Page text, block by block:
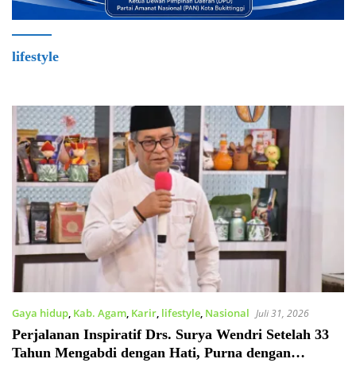
lifestyle
Gaya hidup, Kab. Agam, Karir, lifestyle, Nasional Juli 31, 2026
Perjalanan Inspiratif Drs. Surya Wendri Setelah 33
Tahun Mengabdi dengan Hati, Purna dengan